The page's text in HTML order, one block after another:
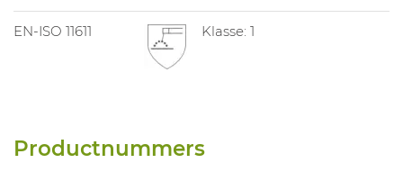
EN-ISO 11611 Klasse: 1
Productnummers